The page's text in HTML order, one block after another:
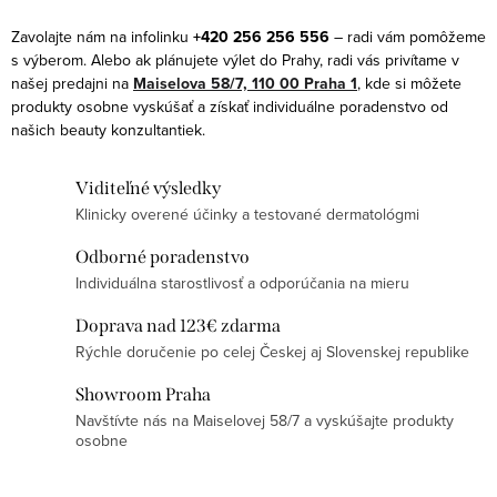
e
p
r
v
k
k
o
v
a
Zavolajte nám na infolinku +420 256 256 556 – radi vám pomôžeme
s výberom. Alebo ak plánujete výlet do Prahy, radi vás privítame v
našej predajni na Maiselova 58/7, 110 00 Praha 1, kde si môžete
produkty osobne vyskúšať a získať individuálne poradenstvo od
našich beauty konzultantiek.
Viditeľné výsledky
Klinicky overené účinky a testované dermatológmi
Odborné poradenstvo
Individuálna starostlivosť a odporúčania na mieru
Doprava nad 123€ zdarma
Rýchle doručenie po celej Českej aj Slovenskej republike
Showroom Praha
Navštívte nás na Maiselovej 58/7 a vyskúšajte produkty
osobne